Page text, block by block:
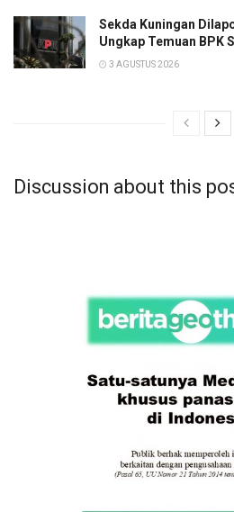
Sekda Kuningan
Ungkap Temuan BPK
3 AGUSTUS 2026
Discussion about this